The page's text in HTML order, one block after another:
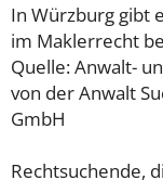
In Würzburg gibt
im Maklerrecht
Quelle: Anwalt-
von der Anwalt
GmbH
Rechtsuchende,